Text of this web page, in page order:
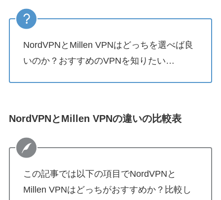
NordVPNとMillen VPNはどっちを選べば良
いのか？おすすめのVPNを知りたい…
NordVPNとMillen VPNの違いの比較表
この記事では以下の項目でNordVPNと
Millen VPNはどっちがおすすめか？比較し